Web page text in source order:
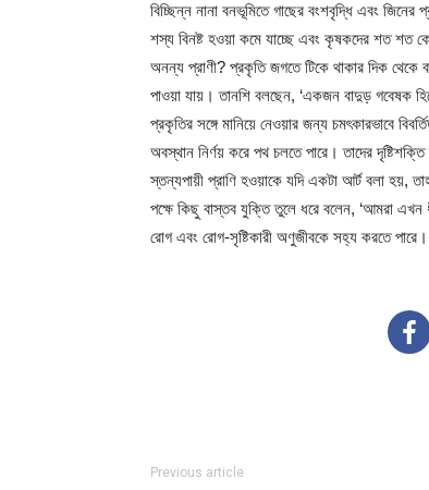
বিচ্ছিন্ন নানা বনভূমিতে গাছের বংশবৃদ্ধি এবং জিনের
শস্য বিনষ্ট হওয়া কমে যাচ্ছে এবং কৃষকদের শত শত
অনন্য প্রাণী? প্রকৃতি জগতে টিকে থাকার দিক থেকে
পাওয়া যায়। তানশি বলছেন, ‘একজন বাদুড় গবেষক
প্রকৃতির সঙ্গে মানিয়ে নেওয়ার জন্য চমৎকারভাবে
অবস্থান নির্ণয় করে পথ চলতে পারে। তাদের
স্তন্যপায়ী প্রাণি হওয়াকে যদি একটা আর্ট বলা হয়,
পক্ষে কিছু বাস্তব যুক্তি তুলে ধরে বলেন, ‘আমরা এখন
রোগ এবং রোগ-সৃষ্টিকারী অণুজীবকে সহ্য করতে পারে।
Previous article